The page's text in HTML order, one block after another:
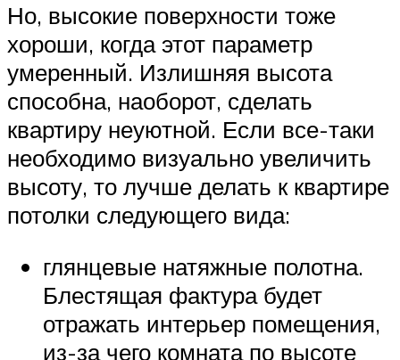
Но, высокие поверхности тоже
хороши, когда этот параметр
умеренный. Излишняя высота
способна, наоборот, сделать
квартиру неуютной. Если все-таки
необходимо визуально увеличить
высоту, то лучше делать к квартире
потолки следующего вида:
глянцевые натяжные полотна.
Блестящая фактура будет
отражать интерьер помещения,
из-за чего комната по высоте